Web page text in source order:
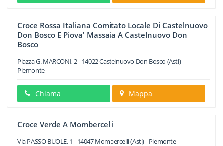
Croce Rossa Italiana Comitato Locale Di Castelnuovo
Don Bosco E Piova' Massaia A Castelnuovo Don
Bosco
Piazza G. MARCONI, 2-14022Castelnuovo Don Bosco (Asti) -
Piemonte
Chiama Mappa
Croce Verde A Mombercelli
Via PASSO BUOLE, 1 - 14047Mombercelli(Asti) -Piemonte